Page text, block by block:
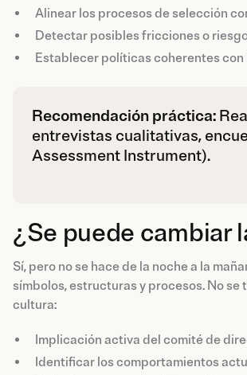
Alinear los procesos de selección
Detectar posibles fricciones o
Establecer políticas coherentes
Recomendación práctica:
entrevistas cualitativas,
Assessment Instrument).
¿Se puede cambiar
Sí, pero no se hace de la noche a la
símbolos, estructuras y procesos. No
cultura:
Implicación activa del comité de
Identificar los comportamientos